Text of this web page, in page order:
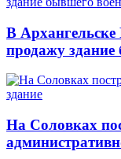
В
продажу
На Соловках